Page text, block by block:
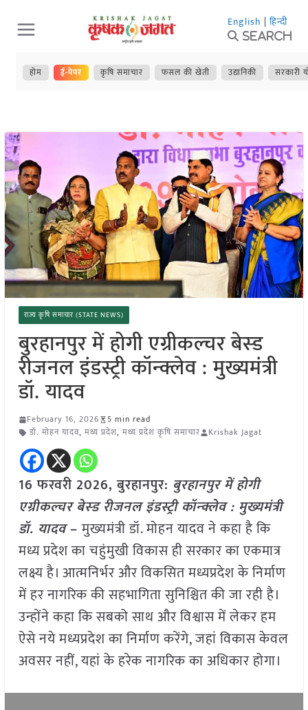
Skip
to
content
English | हिन्दी
Search
होम ई-पेपर कृषि समाचार फसल की खेती उद्यानिकी सरकारी
राज्य कृषि समाचार (STATE NEWS)
बुरहानपुर में होगी एग्रीकल्चर बेस्ड
रीजनल इंडस्ट्री कॉन्क्लेव : मुख्यमंत्री
डॉ. यादव
February 16, 2026
5 min read
डॉ. मोहन यादव, मध्य प्रदेश, मध्य प्रदेश कृषि समाचार Krishak Jagat
16 फरवरी 2026, बुरहानपुर: बुरहानपुर में होगी
एग्रीकल्चर बेस्ड रीजनल इंडस्ट्री कॉन्क्लेव : मुख्यमंत्री
डॉ. यादव–मुख्यमंत्री डॉ. मोहन यादव ने कहा है कि
मध्य प्रदेश का चहुंमुखी विकास ही सरकार का एकमात्र
लक्ष्य है। आत्मनिर्भर और विकसित मध्यप्रदेश के निर्माण
में हर नागरिक की सहभागिता सुनिश्चित की जा रही है।
उन्होंने कहा कि सबको साथ और विश्वास में लेकर हम
ऐसे नये मध्यप्रदेश का निर्माण करेंगे, जहां विकास केवल
अवसर नहीं, यहां के हरेक नागरिक का अधिकार होगा।